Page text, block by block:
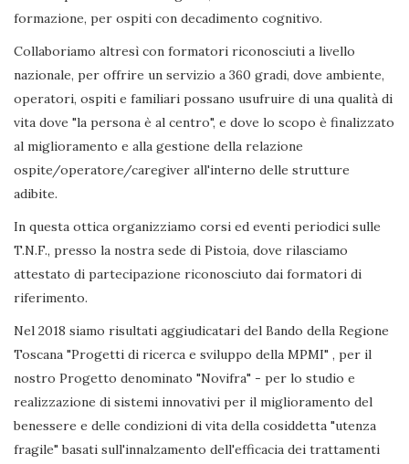
formazione, per ospiti con decadimento cognitivo.
Collaboriamo altresì con formatori riconosciuti a livello
nazionale, per offrire un servizio a 360 gradi, dove ambiente,
operatori, ospiti e familiari possano usufruire di una qualità di
vita dove "la persona è al centro", e dove lo scopo è finalizzato
al miglioramento e alla gestione della relazione
ospite/operatore/caregiver all'interno delle strutture
adibite.
In questa ottica organizziamo corsi ed eventi periodici sulle
T.N.F., presso la nostra sede di Pistoia, dove rilasciamo
attestato di partecipazione riconosciuto dai formatori di
riferimento.
Nel 2018 siamo risultati aggiudicatari del Bando della Regione
Toscana "Progetti di ricerca e sviluppo della MPMI" , per il
nostro Progetto denominato "Novifra" - per lo studio e
realizzazione di sistemi innovativi per il miglioramento del
benessere e delle condizioni di vita della cosiddetta "utenza
fragile" basati sull'innalzamento dell'efficacia dei trattamenti